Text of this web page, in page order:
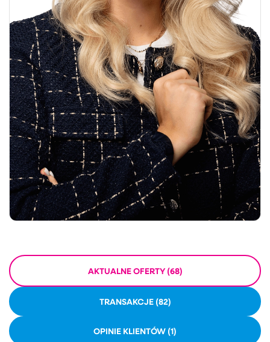
AKTUALNE OFERTY (68)
TRANSAKCJE (82)
OPINIE KLIENTÓW (1)